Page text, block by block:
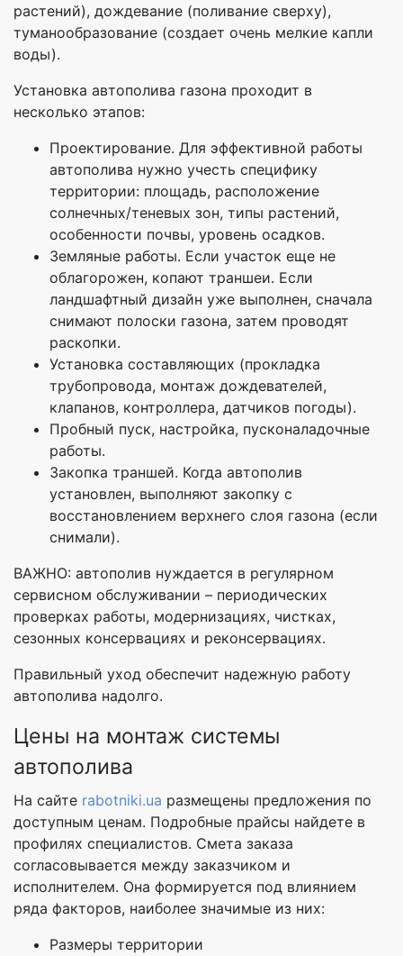
растений), дождевание (поливание сверху),
туманообразование (создает очень мелкие капли
воды).
Установка автополива газона проходит в
несколько этапов:
Проектирование. Для эффективной работы
автополива нужно учесть специфику
территории: площадь, расположение
солнечных/теневых зон, типы растений,
особенности почвы, уровень осадков.
Земляные работы. Если участок еще не
облагорожен, копают траншеи. Если
ландшафтный дизайн уже выполнен, сначала
снимают полоски газона, затем проводят
раскопки.
Установка составляющих (прокладка
трубопровода, монтаж дождевателей,
клапанов, контроллера, датчиков погоды).
Пробный пуск, настройка, пусконаладочные
работы.
Закопка траншей. Когда автополив
установлен, выполняют закопку с
восстановлением верхнего слоя газона (если
снимали).
ВАЖНО: автополив нуждается в регулярном
сервисном обслуживании – периодических
проверках работы, модернизациях, чистках,
сезонных консервациях и реконсервациях.
Правильный уход обеспечит надежную работу
автополива надолго.
Цены на монтаж системы
автополива
На сайте rabotniki.ua размещены предложения по
доступным ценам. Подробные прайсы найдете в
профилях специалистов. Смета заказа
согласовывается между заказчиком и
исполнителем. Она формируется под влиянием
ряда факторов, наиболее значимые из них:
Размеры территории